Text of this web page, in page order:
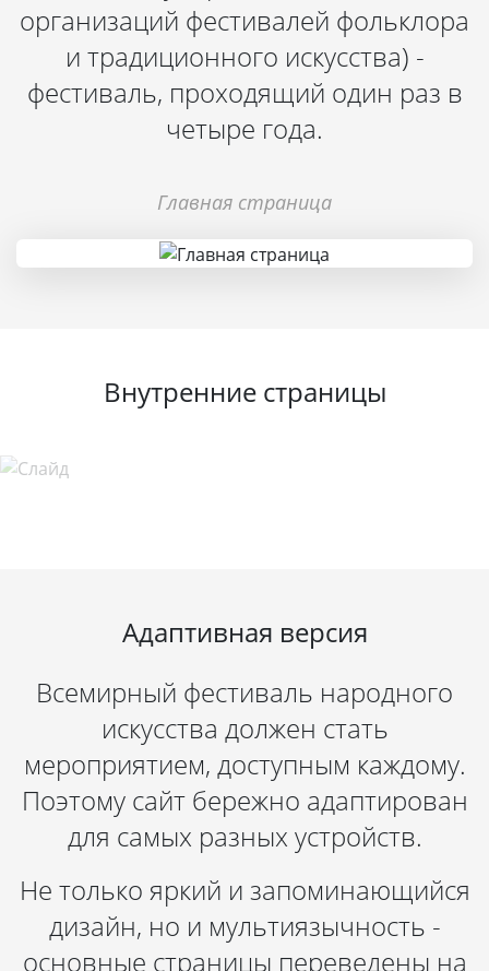
организаций фестивалей фольклора
и традиционного искусства) -
фестиваль, проходящий один раз в
четыре года.
Главная страница
Внутренние страницы
Адаптивная версия
Всемирный фестиваль народного
искусства должен стать
мероприятием, доступным каждому.
Поэтому сайт бережно адаптирован
для самых разных устройств.
Не только яркий и запоминающийся
дизайн, но и мультиязычность -
основные страницы переведены на